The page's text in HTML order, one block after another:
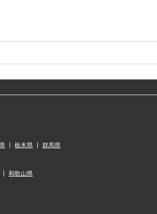
栃木県 群馬県
和歌山県